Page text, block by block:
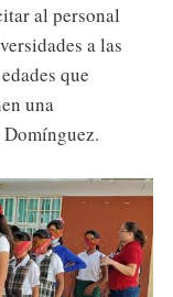
al personal
a las
que
una